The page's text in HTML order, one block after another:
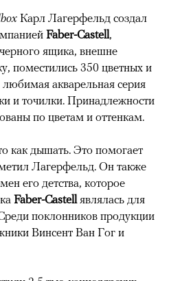
Карл Лагерфельд создал
Faber-Castell,
ящика, внешне
поместились 350 цветных и
акварельная серия
и точилки. Принадлежности
по цветам и оттенкам.
как дышать. Это помогает
Лагерфельд. Он также
его детства, которое
Faber-Castellявлялась для
поклонников продукции
Винсент Ван Гог и